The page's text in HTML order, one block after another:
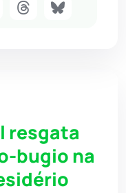
resgata
bugio na